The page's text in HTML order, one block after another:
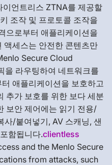
언트리스 ZTNA를 제공할
조작 및 프로토콜 조작을
으로부터 애플리케이션을
액세스는 안전한 콘텐츠만
Secure Cloud
을 라우팅하여 네트워크를
애플리케이션을 보호하고
추가 보호를 위한 보다 세분
보안 제어에는 읽기 전용/
/붙여넣기, AV 스캐닝, 샌
함됩니다.clientless
and the Menlo Secure
from attacks, such